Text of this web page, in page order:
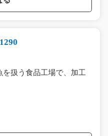
を扱う食品工場で、加工